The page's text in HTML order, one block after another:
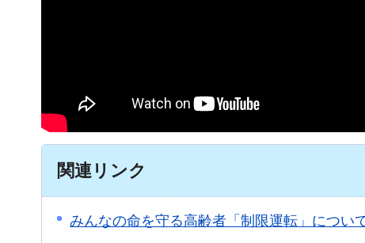
関連リンク
みんなの命を守る高齢者「制限運転」につい